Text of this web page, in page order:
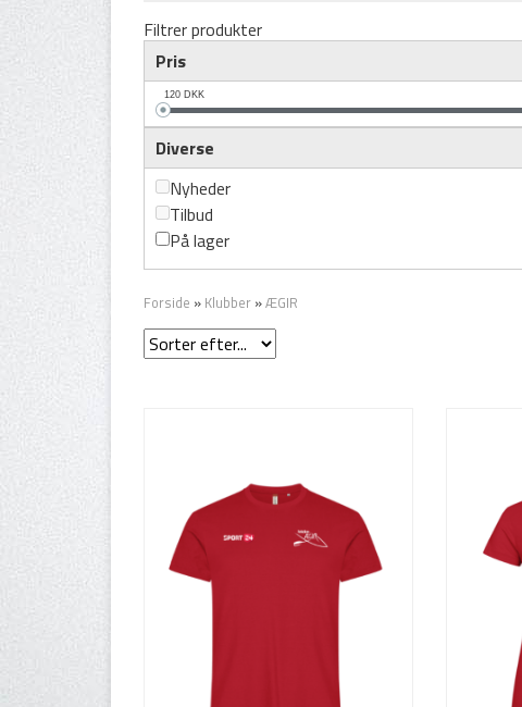
Filtrer produkter
Pris
120 DKK
Diverse
Nyheder
Tilbud
På lager
Forside » Klubber »ÆGIR